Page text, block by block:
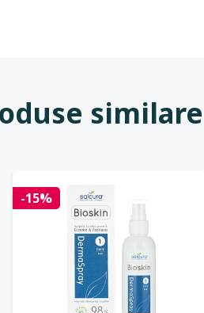
similare
-15%